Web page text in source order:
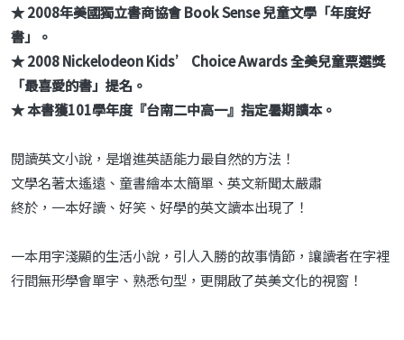
★ 2008年美國獨立書商協會 Book Sense 兒童文學「年度好
書」。
★ 2008 Nickelodeon Kids’ Choice Awards 全美兒童票選獎
「最喜愛的書」提名。
★ 本書獲101學年度『台南二中高一』指定暑期讀本。
閱讀英文小說，是增進英語能力最自然的方法！
文學名著太遙遠、童書繪本太簡單、英文新聞太嚴肅
終於，一本好讀、好笑、好學的英文讀本出現了！
一本用字淺顯的生活小說，引人入勝的故事情節，讓讀者在字裡
行間無形學會單字、熟悉句型，更開啟了英美文化的視窗！